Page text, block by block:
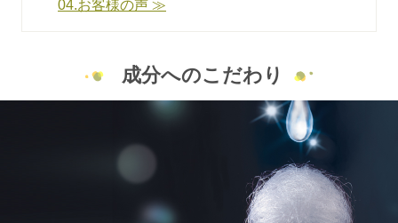
04.お客様の声 ≫
成分へのこだわり